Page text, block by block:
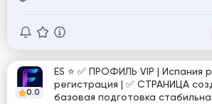
0.0
ES ⭐️ ✅ ПРОФИЛЬ VIP | Испания ручная
регистрация | ✅ СТРАНИЦА создана
базовая подготовка стабильная активность |